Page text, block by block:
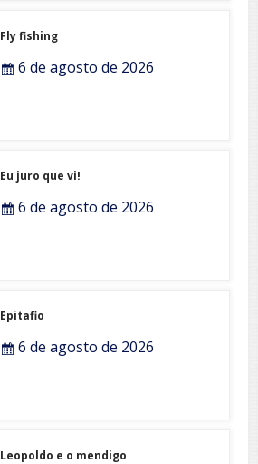
Fly fishing
6 de agosto de 2026
Eu juro que vi!
6 de agosto de 2026
Epitafio
6 de agosto de 2026
Leopoldo e o mendigo